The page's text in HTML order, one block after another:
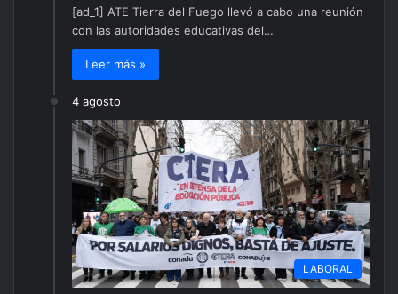
[ad_1] ATE Tierra del Fuego llevó a cabo una reunión
con las autoridades educativas del…
Leer más »
4 agosto
LABORAL